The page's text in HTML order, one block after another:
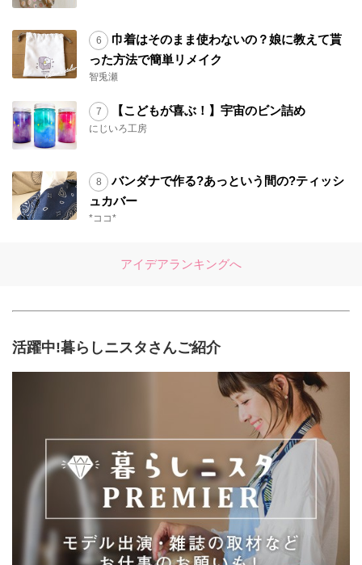
巾着はそのまま使わないの？娘に教えて貰
った方法で簡単リメイク
智兎瀬
【こどもが喜ぶ！】宇宙のビン詰め
にじいろ工房
バンダナで作る?あっという間の?ティッシ
ュカバー
*ココ*
アイデアランキングへ
活躍中!暮らしニスタさんご紹介